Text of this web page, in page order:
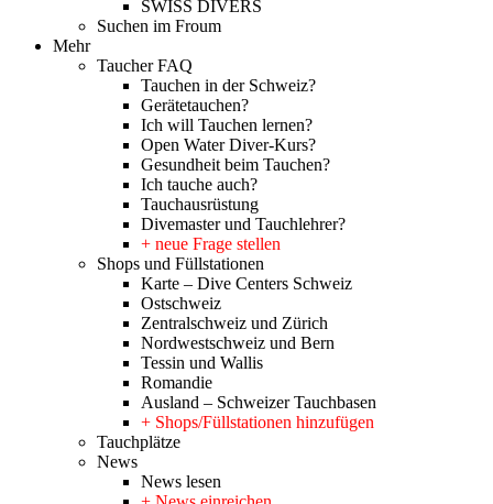
SWISS DIVERS
Suchen im Froum
Mehr
Taucher FAQ
Tauchen in der Schweiz?
Gerätetauchen?
Ich will Tauchen lernen?
Open Water Diver-Kurs?
Gesundheit beim Tauchen?
Ich tauche auch?
Tauchausrüstung
Divemaster und Tauchlehrer?
+ neue Frage stellen
Shops und Füllstationen
Karte – Dive Centers Schweiz
Ostschweiz
Zentralschweiz und Zürich
Nordwestschweiz und Bern
Tessin und Wallis
Romandie
Ausland – Schweizer Tauchbasen
+ Shops/Füllstationen hinzufügen
Tauchplätze
News
News lesen